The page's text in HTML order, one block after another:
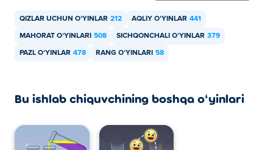
QIZLAR UCHUN OʻYINLAR 212 AQLIY OʻYINLAR 441
MAHORAT OʻYINLARI 508 SICHQONCHALI OʻYINLAR 379
PAZL OʻYINLAR 478 RANG OʻYINLARI 58
Bu ishlab chiquvchining boshqa oʻyinlari